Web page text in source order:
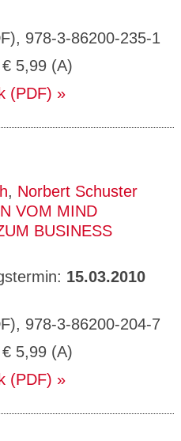
978-3-86200-235-1
€ 5,99 (A)
(PDF)
, Norbert Schuster
VOM MIND
BUSINESS
15.03.2010
978-3-86200-204-7
€ 5,99 (A)
(PDF)